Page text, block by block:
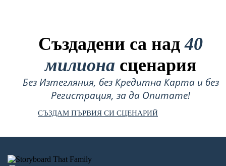
Създадени са над40
милиона сценария
Без Изтегляния, без Кредитна Карта и без
Регистрация, за да Опитате!
СЪЗДАМ ПЪРВИЯ СИ СЦЕНАРИЙ